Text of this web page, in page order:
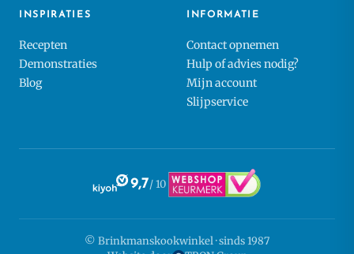
INSPIRATIES
Recepten
Demonstraties
Blog
INFORMATIE
Contact opnemen
Hulp of advies nodig?
Mijn account
Slijpservice
9,7/ 10
© Brinkmanskookwinkel · sinds 1987